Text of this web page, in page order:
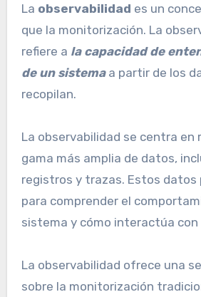
La observabilidad es un
que la monitorización. La
refiere a la capacidad de
de un sistemaa partir de los
recopilan.
La observabilidad se centra en
gama más amplia de datos,
registros y trazas. Estos datos
para comprender el
sistema y cómo interactúa con
La observabilidad ofrece una
sobre la monitorización